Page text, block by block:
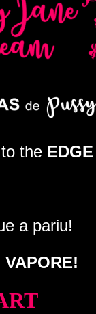
to the EDGE
a pariu!